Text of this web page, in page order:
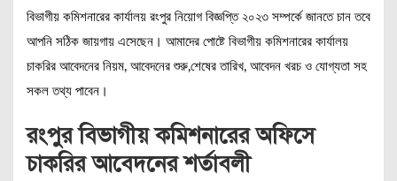
বিভাগীয় কমিশনারের কার্যালয় রংপুর নিয়োগ বিজ্ঞপ্তি ২০২৩ সম্পর্কে জানতে চান তবে
আপনি সঠিক জায়গায় এসেছেন। আমাদের পোষ্টে বিভাগীয় কমিশনারের কার্যালয়
চাকরির আবেদনের নিয়ম, আবেদনের শুরু,শেষের তারিখ, আবেদন খরচ ও যোগ্যতা সহ
সকল তথ্য পাবেন।
রংপুর বিভাগীয় কমিশনারের অফিসে
চাকরির আবেদনের শর্তাবলী